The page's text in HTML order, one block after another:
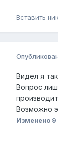
Вставить ник
Видел я
Вопрос
Возможно
Изменено 9